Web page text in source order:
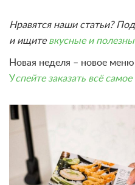
Нравятся наши статьи?
и ищите вкусные и
Новая неделя – новое
Успейте заказать всё